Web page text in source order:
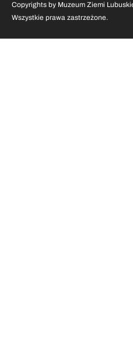
Copyrights by Muzeum Ziemi
Wszystkie prawa zastrzeżone.